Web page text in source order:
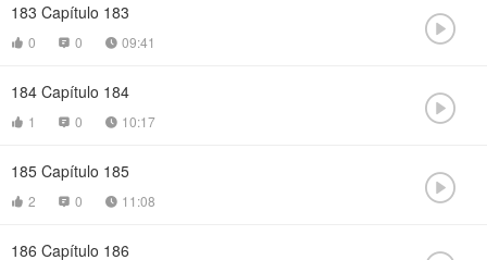
183 Capítulo 183
 0  0  09:41 
184 Capítulo 184
 1  0  10:17 
185 Capítulo 185
 2  0  11:08 
186 Capítulo 186